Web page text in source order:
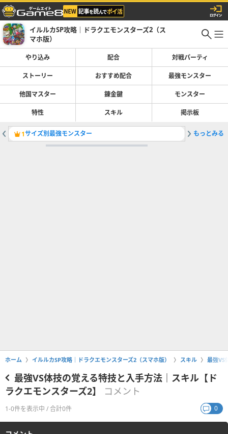
イルルカSP攻略｜ドラクエモンスターズ2（ス
マホ版）
やり込み 配合 対戦パーティ
ストーリー おすすめ配合 最強モンスター
他国マスター 錬金鍵 モンスター
特性 スキル 掲示板
1サイズ別最強モンスター 2ゴール
もっとみる
ホーム イルルカSP攻略｜ドラクエモンスターズ2（スマホ版） スキル 最強VS
最強VS体技の覚える特技と入手方法｜スキル【ド
ラクエモンスターズ2】
コメント
1-0件を表示中 / 合計0件 0